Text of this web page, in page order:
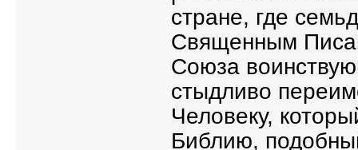
стране, где
Священным
Союза
стыдливо
Человеку,
Библию,